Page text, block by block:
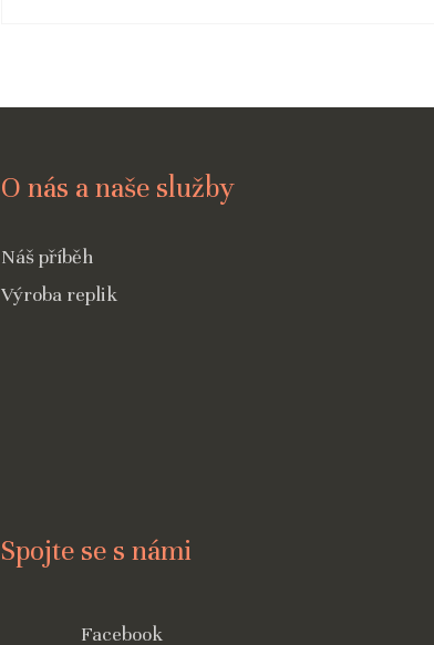
O nás a naše služby
Náš příběh
Výroba replik
Spojte se s námi
Facebook